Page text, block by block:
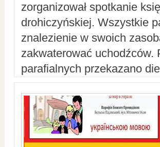
zorganizował spotkanie
drohiczyńskiej. Wszystkie
znalezienie w swoich
zakwaterować uchodźców.
parafialnych przekazano